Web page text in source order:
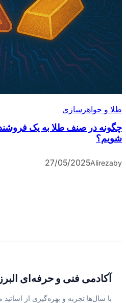
طلا و جواهرسازی
چگونه در صنف طلا به یک
شویم؟
by
Alireza
27/05/2025
آکادمی فنی و حرفه‌ای البرز
با سال‌ها تجربه و بهره‌گیری از